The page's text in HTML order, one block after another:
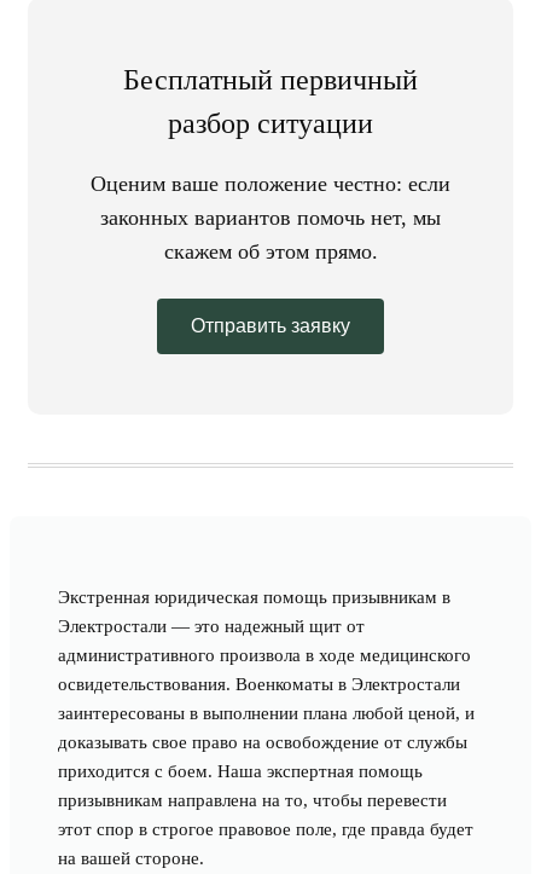
Бесплатный первичный
разбор ситуации
Оценим ваше положение честно: если
законных вариантов помочь нет, мы
скажем об этом прямо.
Отправить заявку
Экстренная юридическая помощь призывникам в
Электростали — это надежный щит от
административного произвола в ходе медицинского
освидетельствования. Военкоматы в Электростали
заинтересованы в выполнении плана любой ценой, и
доказывать свое право на освобождение от службы
приходится с боем. Наша экспертная помощь
призывникам направлена на то, чтобы перевести
этот спор в строгое правовое поле, где правда будет
на вашей стороне.